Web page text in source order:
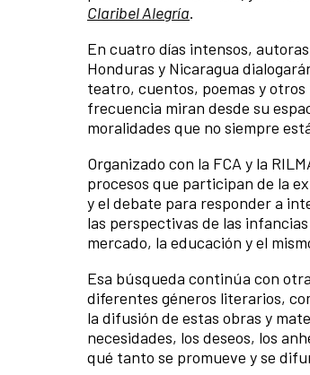
Claribel Alegría.
En cuatro días intensos,
Honduras y Nicaragua
teatro, cuentos, poemas y
frecuencia miran desde su
moralidades que no siempre
Organizado con la FCA y la
procesos que participan de la
y el debate para responder a
las perspectivas de las
mercado, la educación y el
Esa búsqueda continúa con
diferentes géneros literarios,
la difusión de estas obras y
necesidades, los deseos, los
qué tanto se promueve y se